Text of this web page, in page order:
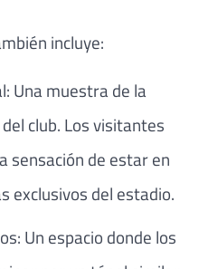
incluye:
Una muestra de la
club. Los visitantes
sensación de estar en
exclusivos del estadio.
Un espacio donde los